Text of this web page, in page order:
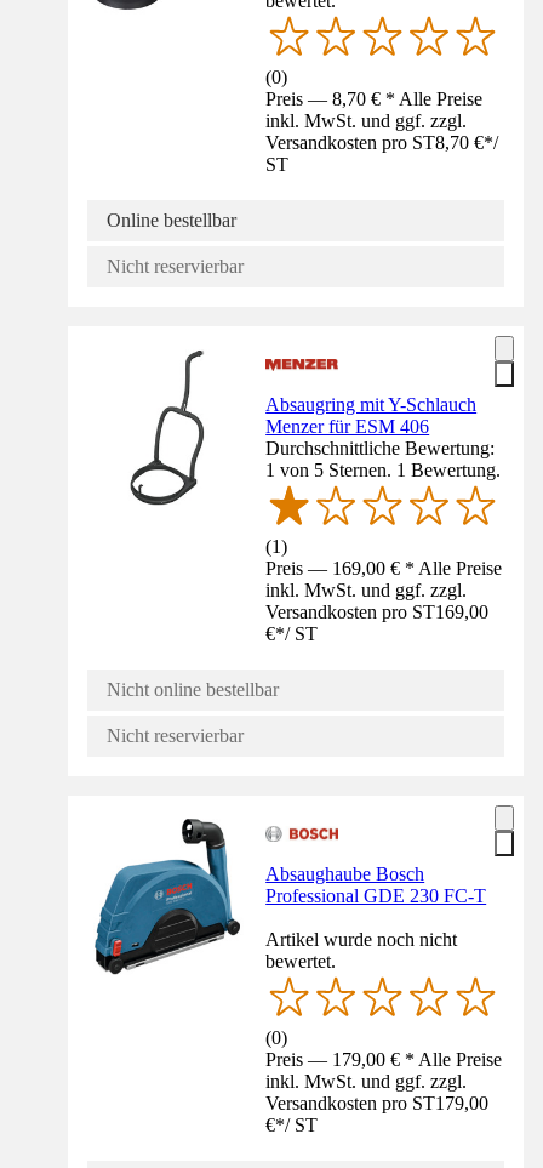
(0)
Preis — 8,70 € * Alle Preise
inkl. MwSt. und ggf. zzgl.
Versandkosten pro ST8,70 €*/
ST
Online bestellbar
Nicht reservierbar
Absaugring mit Y-Schlauch
Menzer für ESM 406
Durchschnittliche Bewertung:
1 von 5 Sternen. 1 Bewertung.
(1)
Preis — 169,00 € * Alle Preise
inkl. MwSt. und ggf. zzgl.
Versandkosten pro ST169,00
€*/ ST
Nicht online bestellbar
Nicht reservierbar
Absaughaube Bosch
Professional GDE 230 FC-T
Artikel wurde noch nicht
bewertet.
(0)
Preis — 179,00 € * Alle Preise
inkl. MwSt. und ggf. zzgl.
Versandkosten pro ST179,00
€*/ ST